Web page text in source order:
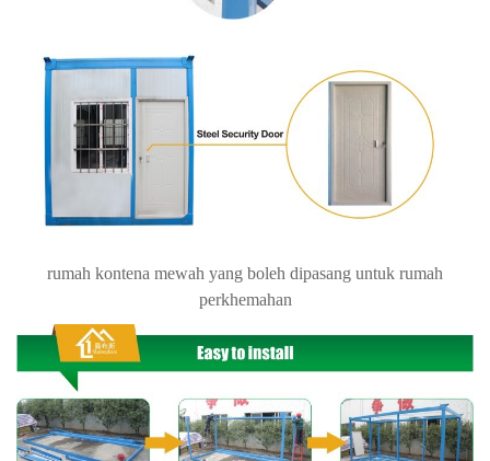
rumah kontena mewah yang boleh dipasang untuk rumah
perkhemahan